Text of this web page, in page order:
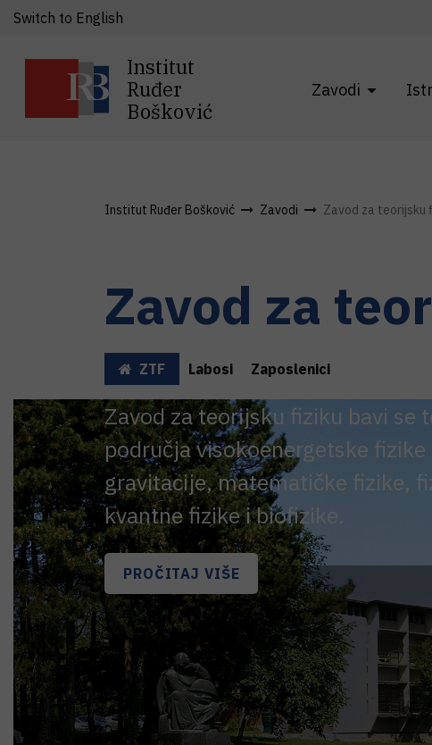
Institut
Ruđer
Bošković
Zavodi
Switch to English
Institut Ruđer Bošković Zavodi Zavod za teorijsku
Zavod za
ZTF Labosi Zaposlenici
Zavod za teorijsku fiziku bavi
područja visokoenergetske
gravitacije, matematičke fizike,
kvantne fizike i biofizike.
PROČITAJ VIŠE